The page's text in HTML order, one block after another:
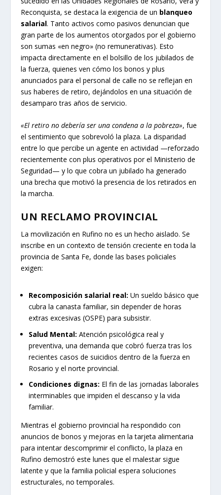
Reconquista, se destaca la exigencia de un blanqueo
salarial. Tanto activos como pasivos denuncian que
gran parte de los aumentos otorgados por el gobierno
son sumas «en negro» (no remunerativas). Esto
impacta directamente en el bolsillo de los jubilados de
la fuerza, quienes ven cómo los bonos y plus
anunciados para el personal de calle no se reflejan en
sus haberes de retiro, dejándolos en una situación de
desamparo tras años de servicio.
«El retiro no debería ser una condena a la pobreza», fue
el sentimiento que sobrevoló la plaza. La disparidad
entre lo que percibe un agente en actividad —reforzado
recientemente con plus operativos por el Ministerio de
Seguridad— y lo que cobra un jubilado ha generado
una brecha que motivó la presencia de los retirados en
la marcha.
UN RECLAMO PROVINCIAL
La movilización en Rufino no es un hecho aislado. Se
inscribe en un contexto de tensión creciente en toda la
provincia de Santa Fe, donde las bases policiales
exigen:
Recomposición salarial real: Un sueldo básico que
cubra la canasta familiar, sin depender de horas
extras excesivas (OSPE) para subsistir.
Salud Mental: Atención psicológica real y
preventiva, una demanda que cobró fuerza tras los
recientes casos de suicidios dentro de la fuerza en
Rosario y el norte provincial.
Condiciones dignas: El fin de las jornadas laborales
interminables que impiden el descanso y la vida
familiar.
Mientras el gobierno provincial ha respondido con
anuncios de bonos y mejoras en la tarjeta alimentaria
para intentar descomprimir el conflicto, la plaza en
Rufino demostró este lunes que el malestar sigue
latente y que la familia policial espera soluciones
estructurales, no temporales.